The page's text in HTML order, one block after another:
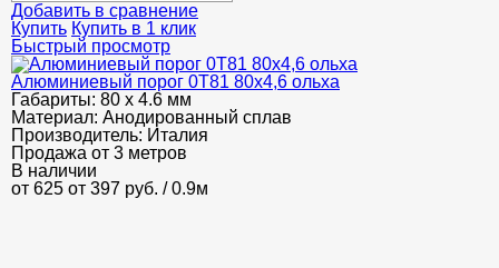
Добавить в сравнение
Купить Купить в 1 клик
Быстрый просмотр
Алюминиевый порог 0Т81 80х4,6 ольха
Габариты: 80 х 4.6 мм
Материал: Анодированный сплав
Производитель: Италия
Продажа от 3 метров
В наличии
от 625 от 397 руб. / 0.9м